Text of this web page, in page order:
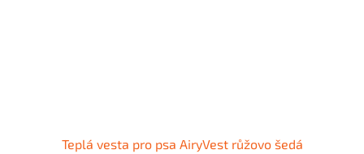
Teplá vesta pro psa AiryVest růžovo šedá